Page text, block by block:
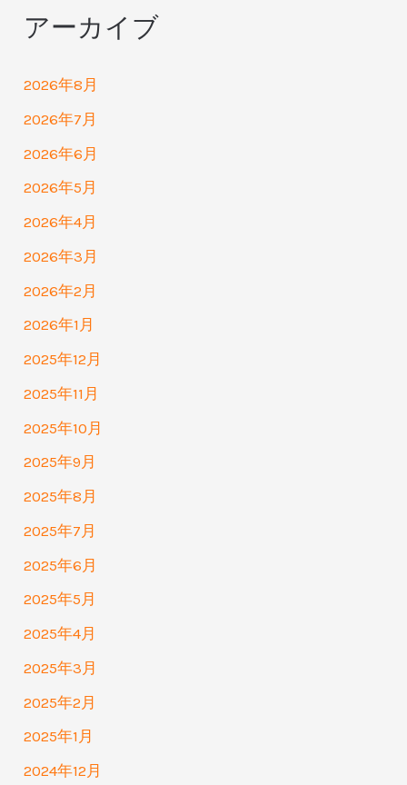
アーカイブ
2026年8月
2026年7月
2026年6月
2026年5月
2026年4月
2026年3月
2026年2月
2026年1月
2025年12月
2025年11月
2025年10月
2025年9月
2025年8月
2025年7月
2025年6月
2025年5月
2025年4月
2025年3月
2025年2月
2025年1月
2024年12月